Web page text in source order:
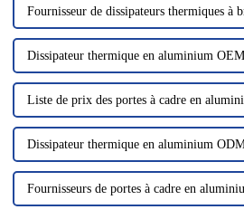
Fournisseur de dissipateurs thermiques à
Dissipateur thermique en aluminium
Liste de prix des portes à cadre en
Dissipateur thermique en aluminium
Fournisseurs de portes à cadre en